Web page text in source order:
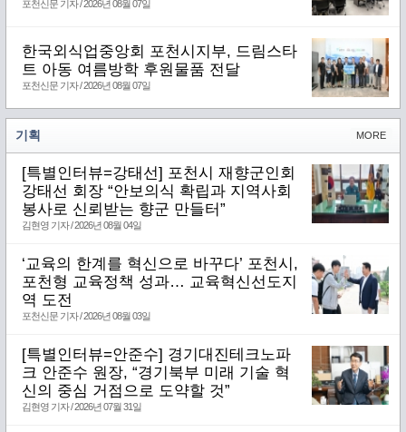
포천신문 기자 / 2026년 08월 07일
한국외식업중앙회 포천시지부, 드림스타
트 아동 여름방학 후원물품 전달
포천신문 기자 / 2026년 08월 07일
MORE
기획
[특별인터뷰=강태선] 포천시 재향군인회
강태선 회장 “안보의식 확립과 지역사회
봉사로 신뢰받는 향군 만들터”
김현영 기자 / 2026년 08월 04일
‘교육의 한계를 혁신으로 바꾸다’ 포천시,
포천형 교육정책 성과… 교육혁신선도지
역 도전
포천신문 기자 / 2026년 08월 03일
[특별인터뷰=안준수] 경기대진테크노파
크 안준수 원장, “경기북부 미래 기술 혁
신의 중심 거점으로 도약할 것”
김현영 기자 / 2026년 07월 31일